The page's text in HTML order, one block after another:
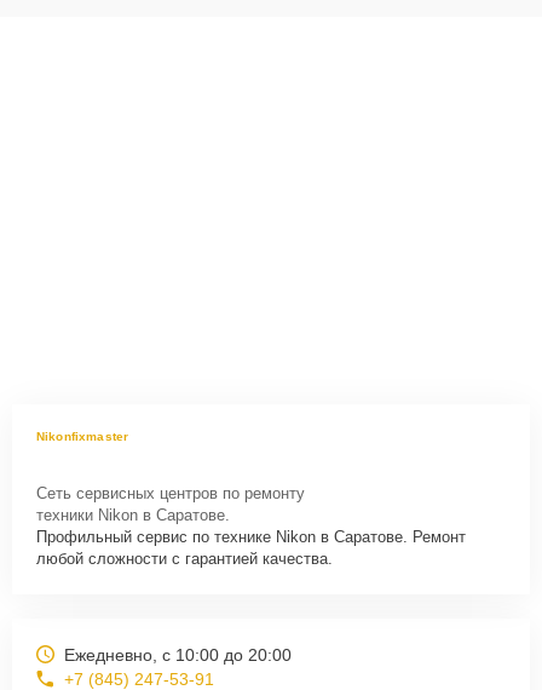
Nikonfixmaster
Сеть сервисных центров по ремонту
техники Nikon в Саратове.
Профильный сервис по технике Nikon в Саратове. Ремонт
любой сложности с гарантией качества.
Ежедневно, с 10:00 до 20:00
+7 (845) 247-53-91